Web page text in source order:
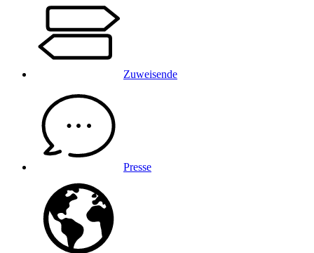
Zuweisende
Presse